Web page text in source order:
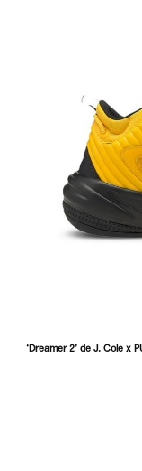
‘Dreamer 2’ de J. Cole x